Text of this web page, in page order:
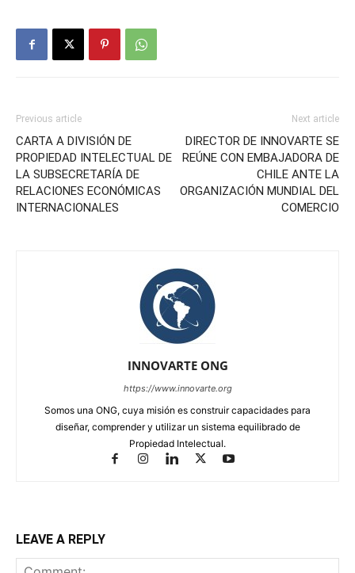
Previous article
CARTA A DIVISIÓN DE
PROPIEDAD INTELECTUAL DE
LA SUBSECRETARÍA DE
RELACIONES ECONÓMICAS
INTERNACIONALES
Next article
DIRECTOR DE INNOVARTE SE
REÚNE CON EMBAJADORA DE
CHILE ANTE LA
ORGANIZACIÓN MUNDIAL DEL
COMERCIO
INNOVARTE ONG
https://www.innovarte.org
Somos una ONG, cuya misión es construir capacidades para
diseñar, comprender y utilizar un sistema equilibrado de
Propiedad Intelectual.
LEAVE A REPLY